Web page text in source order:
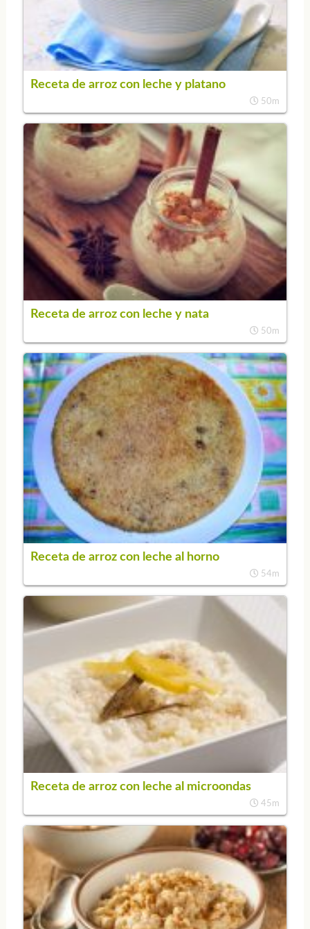
Receta de arroz con leche y platano
50m
Receta de arroz con leche y nata
50m
Receta de arroz con leche al horno
54m
Receta de arroz con leche al microondas
45m